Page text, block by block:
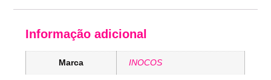
Informação adicional
Marca INOCOS